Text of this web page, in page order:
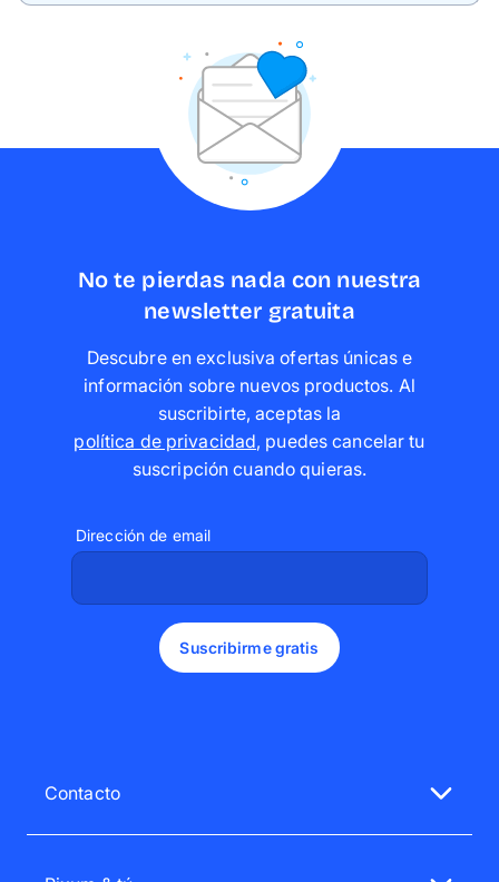
No te pierdas nada con nuestra
newsletter gratuita
Descubre en exclusiva ofertas únicas e
información sobre nuevos productos. Al
suscribirte, aceptas la
política de privacidad, puedes cancelar tu
suscripción cuando quieras.
Dirección de email
Suscribirme gratis
Contacto
Nuestro servicio de atención al cliente te atenderá